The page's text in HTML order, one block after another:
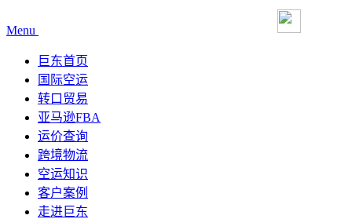
Menu
巨东首页
国际空运
转口贸易
亚马逊FBA
运价查询
跨境物流
空运知识
客户案例
走进巨东